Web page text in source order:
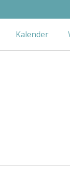
Kalender